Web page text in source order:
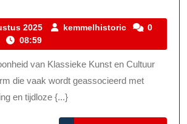
Elegantie
Klassieke
Kunst
2025
28
2025
kemmelhistoric
0
08:59
die vaak wordt geassocieerd met
en tijdloze {...}